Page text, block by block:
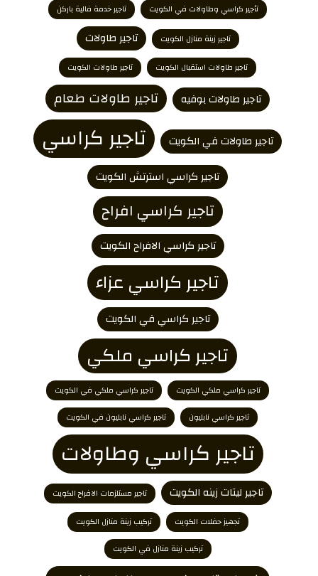
تأجير كراسي وطاولات في الكويت تاجير خدمة فالية باركن
تاجير زينة منازل الكويت تاجير طاولات
تاجير طاولات استقبال الكويت تاجير طاولات الكويت
تاجير طاولات بوفيه تاجير طاولات طعام
تاجير طاولات في الكويت تاجير كراسي
تاجير كراسي استرتش الكويت
تاجير كراسي افراح
تاجير كراسي الافراح الكويت
تاجير كراسي عزاء
تاجير كراسي في الكويت
تاجير كراسي ملكي
تاجير كراسي ملكي الكويت
تاجير كراسي ملكي في الكويت
تاجير كراسي نابليون
تاجير كراسي نابليون في الكويت
تاجير كراسي وطاولات
تاجير ليتات زينه الكويت
تاجير مستلزمات الافراح الكويت
تجهيز حفلات الكويت
تركيب زينة منازل الكويت
تركيب زينة منازل في الكويت